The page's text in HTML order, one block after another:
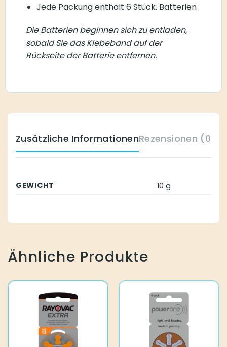
Jede Packung enthält 6 Stück. Batterien
Die Batterien beginnen sich zu entladen,
sobald Sie das Klebeband auf der
Rückseite der Batterie entfernen.
Zusätzliche InformationenRezensionen (0)
GEWICHT 10 g
Ähnliche Produkte